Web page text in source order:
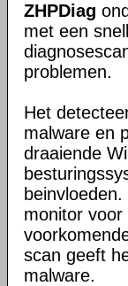
ZHPDiag
met een
problemen.
Het
malware en
draaiende
monitor
scan geeft
malware.